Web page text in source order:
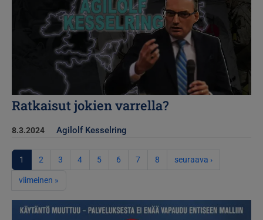
Ratkaisut jokien varrella?
8.3.2024 Agilolf Kesselring
Sivutus
1 2 3 4 5 6 7 8 seuraava ›Seuraava sivu
viimeinen »